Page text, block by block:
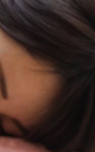
たるみ
たるみ解消を目指す高度な
ております。